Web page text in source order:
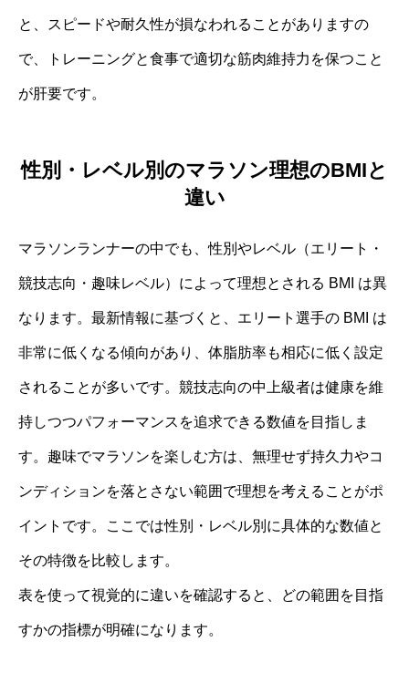
と、スピードや耐久性が損なわれることがありますの
で、トレーニングと食事で適切な筋肉維持力を保つこと
が肝要です。
性別・レベル別のマラソン理想のBMIと
違い
マラソンランナーの中でも、性別やレベル（エリート・
競技志向・趣味レベル）によって理想とされる BMI は異
なります。最新情報に基づくと、エリート選手の BMI は
非常に低くなる傾向があり、体脂肪率も相応に低く設定
されることが多いです。競技志向の中上級者は健康を維
持しつつパフォーマンスを追求できる数値を目指しま
す。趣味でマラソンを楽しむ方は、無理せず持久力やコ
ンディションを落とさない範囲で理想を考えることがポ
イントです。ここでは性別・レベル別に具体的な数値と
その特徴を比較します。
表を使って視覚的に違いを確認すると、どの範囲を目指
すかの指標が明確になります。